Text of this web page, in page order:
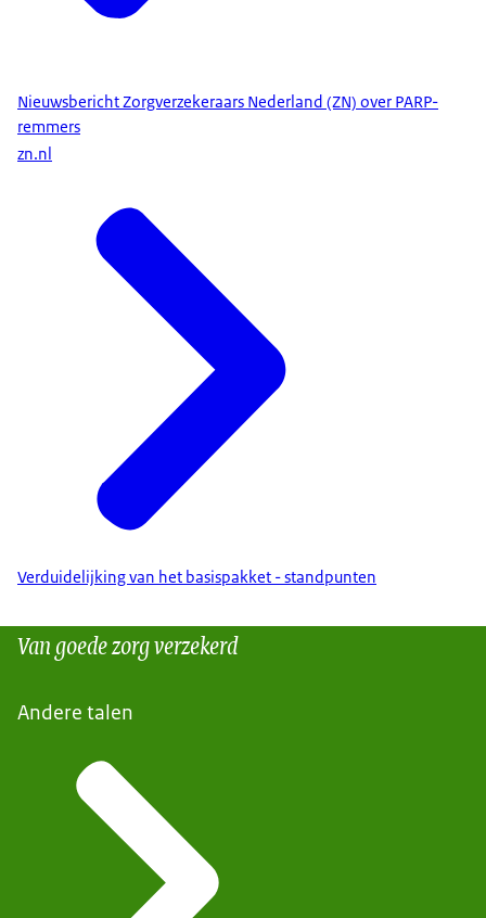
Nieuwsbericht Zorgverzekeraars Nederland (ZN) over PARP-
remmers
zn.nl
Verduidelijking van het basispakket - standpunten
Van goede zorg verzekerd
Andere talen